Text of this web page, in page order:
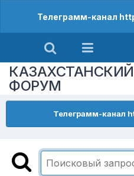
Телеграмм-канал
ФОРУМ
Телеграмм-канал